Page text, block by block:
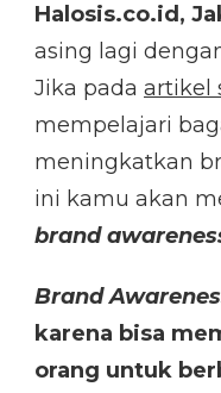
Halosis.co.id,
asing lagi
Jika pada artikel
mempelajari
meningkatkan
ini kamu akan
brand
Brand
karena bisa
orang untuk